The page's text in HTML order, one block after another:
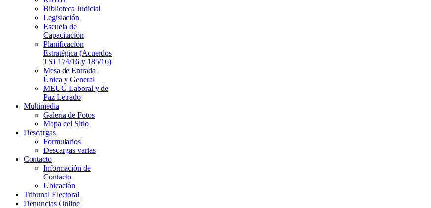
Biblioteca Judicial
Legislación
Escuela de
Capacitación
Planificación
Estratégica (Acuerdos
TSJ 174/16 y 185/16)
Mesa de Entrada
Única y General
MEUG Laboral y de
Paz Letrado
Multimedia
Galería de Fotos
Mapa del Sitio
Descargas
Formularios
Descargas varias
Contacto
Información de
Contacto
Ubicación
Tribunal Electoral
Denuncias Online